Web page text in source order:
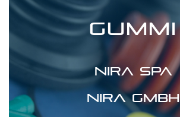
Gummi
Nira spa
Nira GmbH